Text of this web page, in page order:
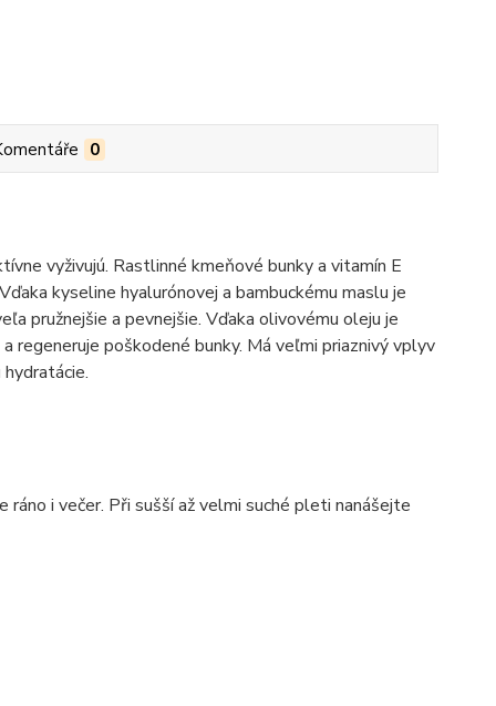
0
vyživujú. Rastlinné kmeňové bunky a vitamín E
kyseline hyalurónovej a bambuckému maslu je
pružnejšie a pevnejšie. Vďaka olivovému oleju je
regeneruje poškodené bunky. Má veľmi priaznivý vplyv
i večer. Při sušší až velmi suché pleti nanášejte